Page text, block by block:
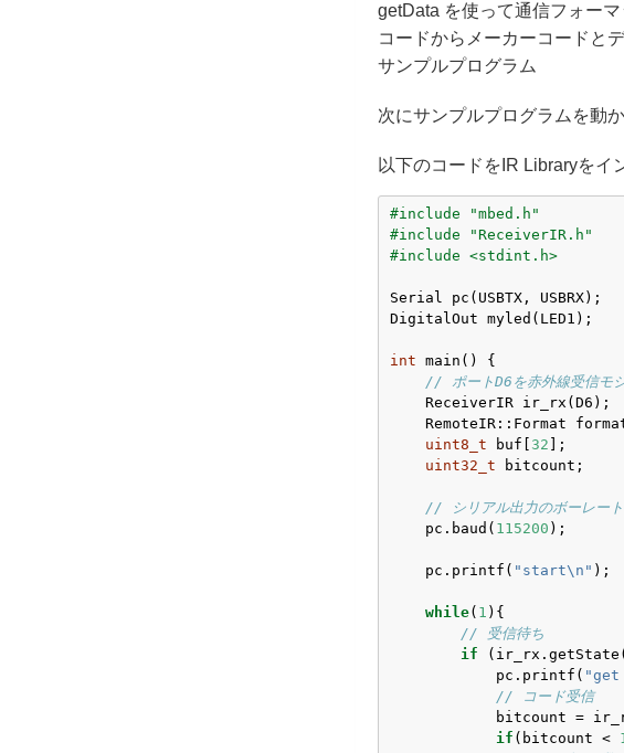
getData を使って通信フォー
コードからメーカーコードと
サンプルプログラム
次にサンプルプログラムを動
以下のコードをIR Libraryをイ
#include "mbed.h"
#include "ReceiverIR.h"
#include <stdint.h>
Serial pc(USBTX, USBRX);
DigitalOut myled(LED1);
int main() {
// ポートD6を赤外線受信モ
    ReceiverIR ir_rx(D6);
RemoteIR::Format
uint8_t buf[ 32 ];
uint32_t bitcount;
// シリアル出力のボーレー
    pc.baud(
115200 );
    pc.printf(
"start\n " );
while( 1 ){
// 受信待ち
if
            pc.printf(
// コード受信
bitcount =
if (bitcount <